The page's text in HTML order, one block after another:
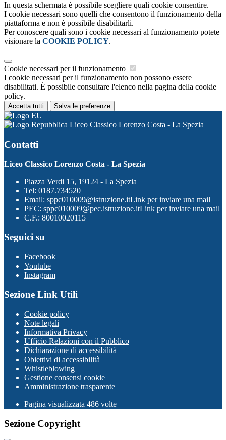
In questa schermata è possibile scegliere quali cookie consentire.
I cookie necessari sono quelli che consentono il funzionamento della
piattaforma e non è possibile disabilitarli.
Per conoscere quali sono i cookie necessari al funzionamento potete
visionare la COOKIE POLICY.
Cookie necessari per il funzionamento
I cookie necessari per il funzionamento non possono essere
disabilitati. È possibile consultare l'elenco nella pagina della cookie
policy.
Accetta tutti Salva le preferenze
Liceo Classico Lorenzo Costa - La Spezia
Contatti
Liceo Classico Lorenzo Costa - La Spezia
Piazza Verdi 15, 19124 - La Spezia
Tel: 0187.734520
Email: sppc010009@istruzione.itLink per inviare una mail
PEC: sppc010009@pec.istruzione.itLink per inviare una mail
C.F.: 80010020115
Seguici su
Facebook
Youtube
Instagram
Sezione Link Utili
Cookie policy
Note legali
Informativa Privacy
Ufficio Relazioni con il Pubblico
Dichiarazione di accessibilità
Obiettivi di accessibilità
Whistleblowing
Gestione consensi cookie
Amministrazione trasparente
Pagina visualizzata 486 volte
Sezione Copyright